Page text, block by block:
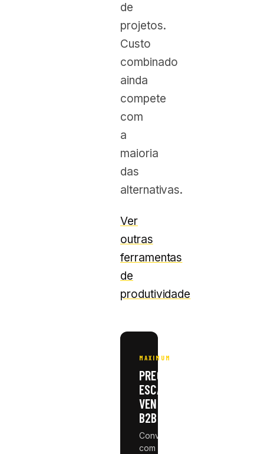
de
projetos.
Custo
combinado
ainda
compete
com
a
maioria
das
alternativas.
Ver
outras
ferramentas
de
produtividade
MAXIMUM
PRECISA
ESCALAR
VENDAS
B2B?
Conversa
com nosso